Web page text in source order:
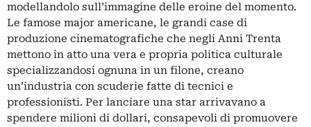
modellandolo sull’immagine delle eroine del momento.
Le famose major americane, le grandi case di
produzione cinematografiche che negli Anni Trenta
mettono in atto una vera e propria politica culturale
specializzandosi ognuna in un filone, creano
un’industria con scuderie fatte di tecnici e
professionisti. Per lanciare una star arrivavano a
spendere milioni di dollari, consapevoli di promuovere